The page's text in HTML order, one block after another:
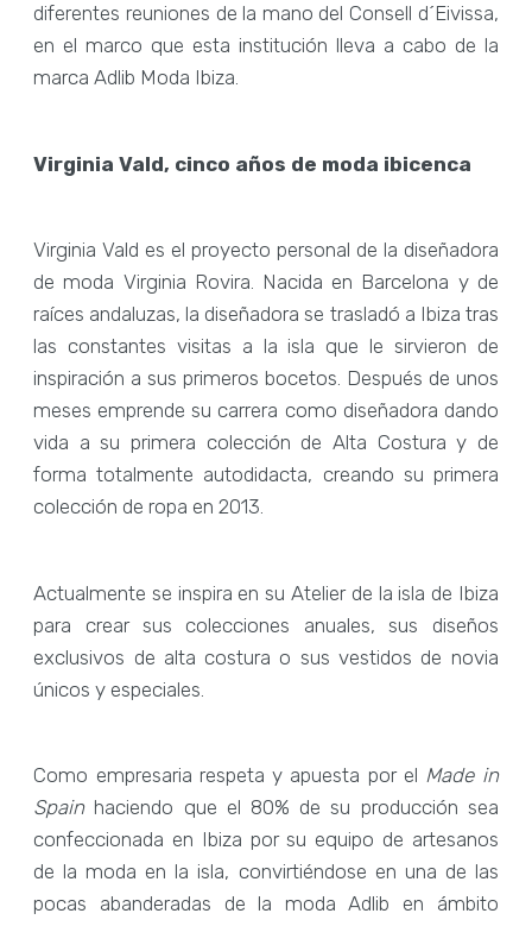
diferentes reuniones de la mano del Consell d´Eivissa,
en el marco que esta institución lleva a cabo de la
marca Adlib Moda Ibiza.
Virginia Vald, cinco años de moda ibicenca
Virginia Vald es el proyecto personal de la diseñadora
de moda Virginia Rovira. Nacida en Barcelona y de
raíces andaluzas, la diseñadora se trasladó a Ibiza tras
las constantes visitas a la isla que le sirvieron de
inspiración a sus primeros bocetos. Después de unos
meses emprende su carrera como diseñadora dando
vida a su primera colección de Alta Costura y de
forma totalmente autodidacta, creando su primera
colección de ropa en 2013.
Actualmente se inspira en su Atelier de la isla de Ibiza
para crear sus colecciones anuales, sus diseños
exclusivos de alta costura o sus vestidos de novia
únicos y especiales.
Como empresaria respeta y apuesta por el Made in
Spainhaciendo que el 80% de su producción sea
confeccionada en Ibiza por su equipo de artesanos
de la moda en la isla, convirtiéndose en una de las
pocas abanderadas de la moda Adlib en ámbito